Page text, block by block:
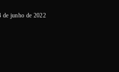
de junho de 2022